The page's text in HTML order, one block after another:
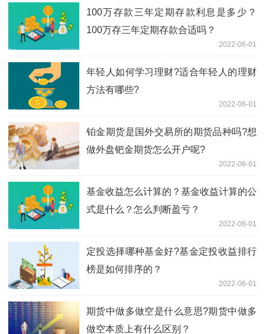
100万存款三年定期存款利息是多少？
100万存三年定期存款合适吗？
2022-06-01
年轻人如何学习理财?适合年轻人的理财
方法有哪些?
2022-06-01
铂金期货是国外交易所的期货品种吗?想
做外盘钯金期货怎么开户呢?
2022-06-01
基金收益怎么计算的？基金收益计算的公
式是什么？怎么判断盈亏？
2022-06-01
定投选择哪种基金好?基金定投收益排行
榜是如何排序的？
2022-06-01
期货中做多做空是什么意思?期货中做多
做空本质上有什么区别？